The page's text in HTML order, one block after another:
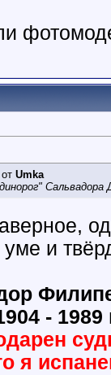
Umka
Сальвадора
уме и
- 1989
я